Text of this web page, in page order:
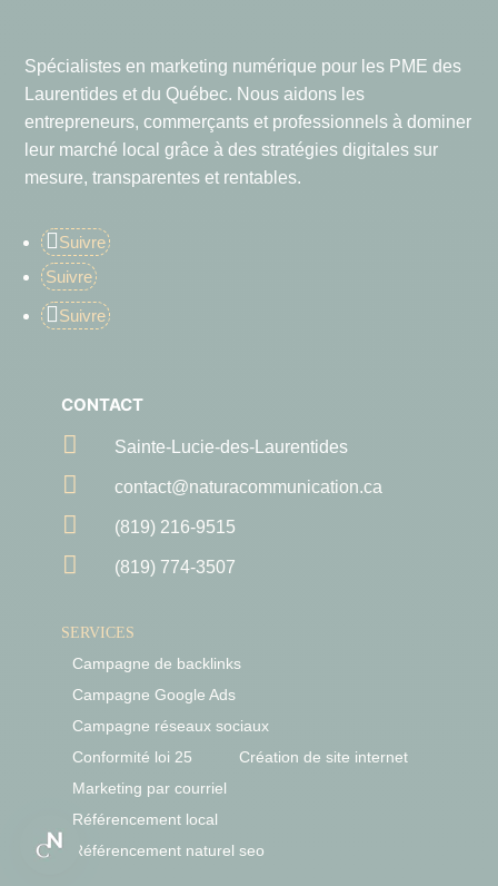
Spécialistes en marketing numérique pour les PME des
Laurentides et du Québec. Nous aidons les
entrepreneurs, commerçants et professionnels à dominer
leur marché local grâce à des stratégies digitales sur
mesure, transparentes et rentables.
Suivre
Suivre
Suivre
CONTACT
 Sainte-Lucie-des-Laurentides
 contact@naturacommunication.ca
 (819) 216-9515
 (819) 774-3507
SERVICES
Campagne de backlinks
Campagne Google Ads
Campagne réseaux sociaux
Conformité loi 25
Création de site internet
Marketing par courriel
Référencement local
Référencement naturel seo